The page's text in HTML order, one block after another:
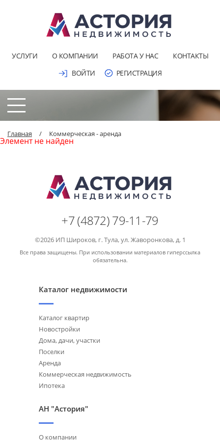
УСЛУГИ О КОМПАНИИ РАБОТА У НАС
КОНТАКТЫ
ВОЙТИ
РЕГИСТРАЦИЯ
Главная / Коммерческая - аренда
Элемент не найден
+7 (4872) 79-11-79
©2026 ИП Широков, г. Тула, ул. Жаворонкова, д. 1
Все права защищены. При использовании материалов гиперссылка
обязательна.
Каталог недвижимости
Каталог квартир
Новостройки
Дома, дачи, участки
Поселки
Аренда
Коммерческая недвижимость
Ипотека
АН "Астория"
О компании